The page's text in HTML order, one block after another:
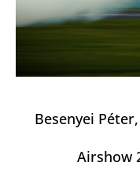
Besenyei
Airshow